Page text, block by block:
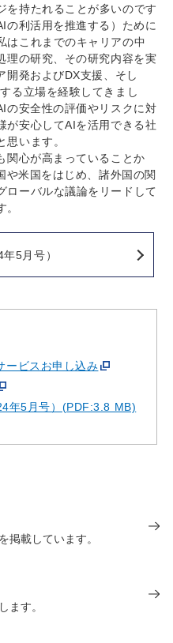
を持たれることが多いのです
の利活用を推進する）ために
はこれまでのキャリアの中
理の研究、その研究内容を実
開発およびDX支援、そし
る立場を経験してきまし
の安全性の評価やリスクに対
が安心してAIを活用できる社
います。
関心が高まっていることか
や米国をはじめ、諸外国の関
ローバルな議論をリードして
5月号）
ービスお申し込み
年5月号）(PDF:3.8 MB)
掲載しています。
ます。